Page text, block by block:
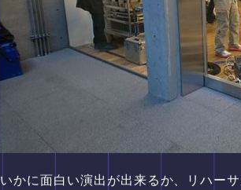
いかに面白い演出が出来るか、リハー